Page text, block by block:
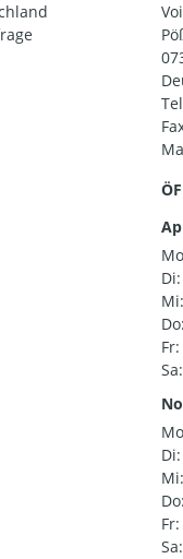
Di:
Mi:
Do:
Fr:
Sa:
Di:
Mi:
Do:
Fr:
Sa: